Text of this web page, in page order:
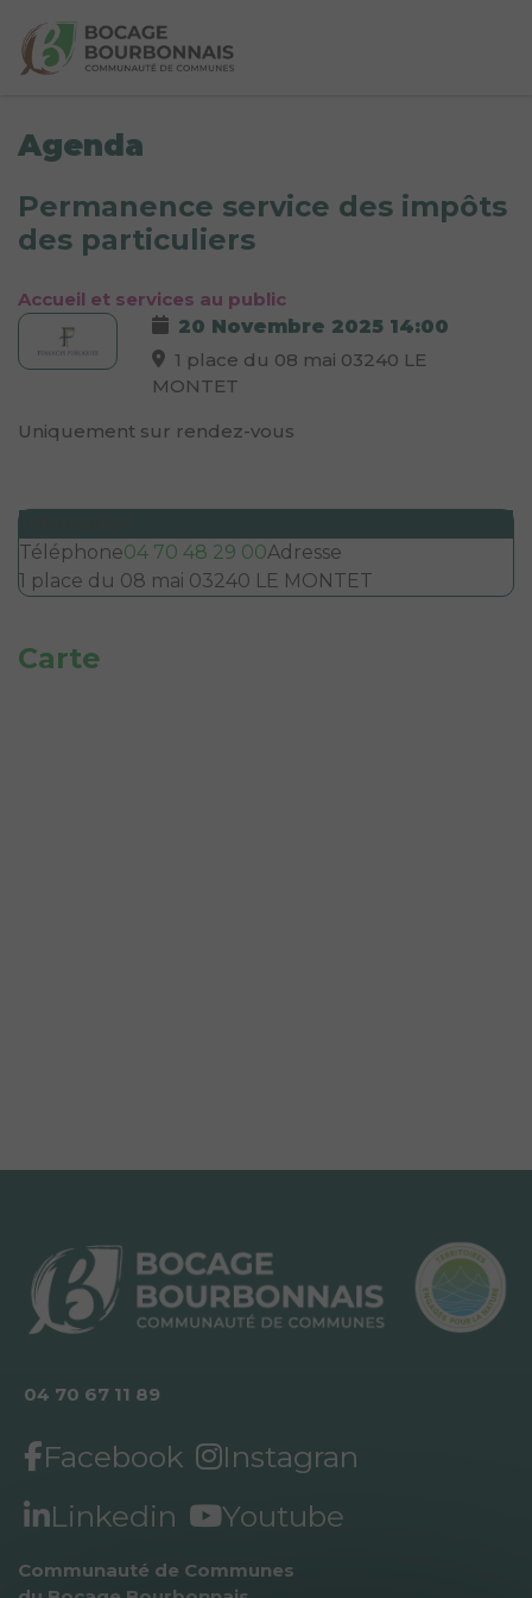
Agenda
Permanence service des impôts
des particuliers
Accueil et services au public
20 Novembre 2025 14:00
1 place du 08 mai 03240 LE
MONTET
Uniquement sur rendez-vous
Téléphone04 70 48 29 00Adresse
1 place du 08 mai 03240 LE MONTET
Carte
04 70 67 11 89
Facebook
Instagran
Linkedin
Youtube
Communauté de Communes